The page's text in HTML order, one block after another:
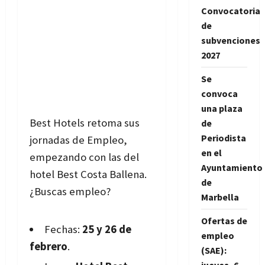
Best Hotels retoma sus
jornadas de Empleo,
empezando con las del
hotel Best Costa Ballena.
¿Buscas empleo?
Fechas: 25 y 26 de
febrero.
Convocatoria
de
subvenciones
2027
Se
convoca
una plaza
de
Periodista
en el
Ayuntamiento
de
Marbella
Ofertas de
empleo
(SAE):